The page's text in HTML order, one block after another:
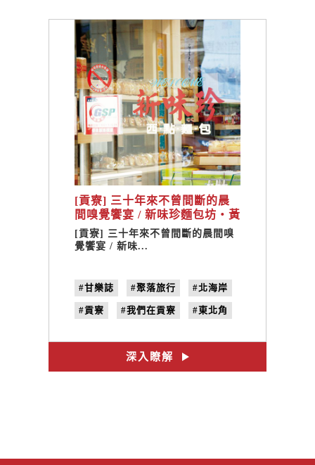
[貢寮] 三十年來不曾間斷的晨
間嗅覺饗宴 / 新味珍麵包坊・黃
勝揮
[貢寮] 三十年來不曾間斷的晨間嗅
覺饗宴 / 新味...
#甘樂誌 #聚落旅行 #北海岸
#貢寮 #我們在貢寮 #東北角
#no.24 #國境之北
深入瞭解